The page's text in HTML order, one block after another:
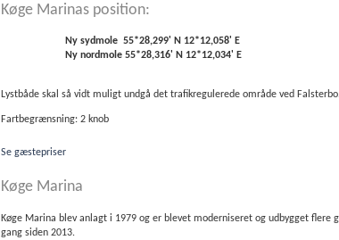
Køge Marinas position:
Ny sydmole 55*28,299' N 12*12,058' E
Ny nordmole 55*28,316' N 12*12,034' E
Lystbåde skal så vidt muligt undgå det trafikregulerede område ved
Fartbegrænsning: 2 knob
Se gæstepriser
Køge Marina
Køge Marina blev anlagt i 1979 og er blevet moderniseret og udbygget flere
gang siden 2013.